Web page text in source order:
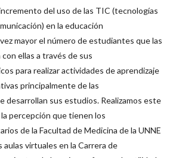
del uso de las TIC (tecnologías
en la educación
mayor el número de estudiantes que las
ellas a través de sus
para realizar actividades de aprendizaje
principalmente de las
desarrollan sus estudios. Realizamos este
percepción que tienen los
de la Facultad de Medicina de la UNNE
aulas virtuales en la Carrera de